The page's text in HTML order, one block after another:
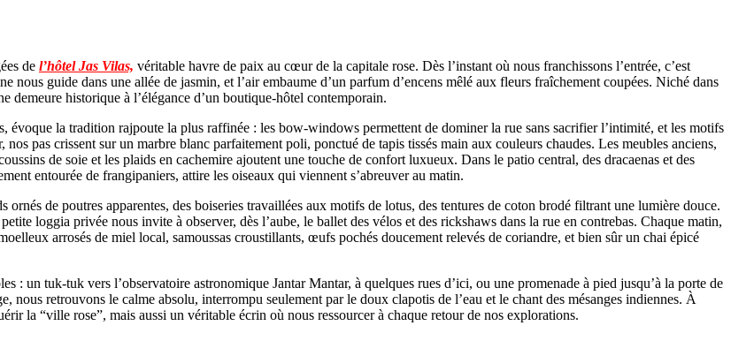
de l’hôtel Jas Vilas, véritable havre de paix au cœur de la capitale rose. Dès l’instant où nous franchissons l’entrée, c’est
guide dans une allée de jasmin, et l’air embaume d’un parfum d’encens mêlé aux fleurs fraîchement coupées. Niché dans
demeure historique à l’élégance d’un boutique-hôtel contemporain.
évoque la tradition rajpoute la plus raffinée : les bow-windows permettent de dominer la rue sans sacrifier l’intimité, et les motifs
pas crissent sur un marbre blanc parfaitement poli, ponctué de tapis tissés main aux couleurs chaudes. Les meubles anciens,
de soie et les plaids en cachemire ajoutent une touche de confort luxueux. Dans le patio central, des dracaenas et des
entourée de frangipaniers, attire les oiseaux qui viennent s’abreuver au matin.
de poutres apparentes, des boiseries travaillées aux motifs de lotus, des tentures de coton brodé filtrant une lumière douce.
loggia privée nous invite à observer, dès l’aube, le ballet des vélos et des rickshaws dans la rue en contrebas. Chaque matin,
arrosés de miel local, samoussas croustillants, œufs pochés doucement relevés de coriandre, et bien sûr un chai épicé
: un tuk-tuk vers l’observatoire astronomique Jantar Mantar, à quelques rues d’ici, ou une promenade à pied jusqu’à la porte de
retrouvons le calme absolu, interrompu seulement par le doux clapotis de l’eau et le chant des mésanges indiennes. À
la “ville rose”, mais aussi un véritable écrin où nous ressourcer à chaque retour de nos explorations.